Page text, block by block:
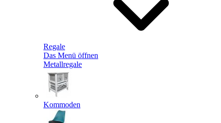
Regale
Das Menü öffnen
Metallregale
Kommoden